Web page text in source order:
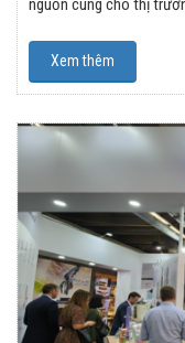
nguồn cung cho thị
Xem thêm